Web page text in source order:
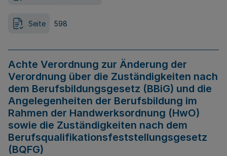
Seite 598
Achte Verordnung zur Änderung der
Verordnung über die Zuständigkeiten nach
dem Berufsbildungsgesetz (BBiG) und die
Angelegenheiten der Berufsbildung im
Rahmen der Handwerksordnung (HwO)
sowie die Zuständigkeiten nach dem
Berufsqualifikationsfeststellungsgesetz
(BQFG)